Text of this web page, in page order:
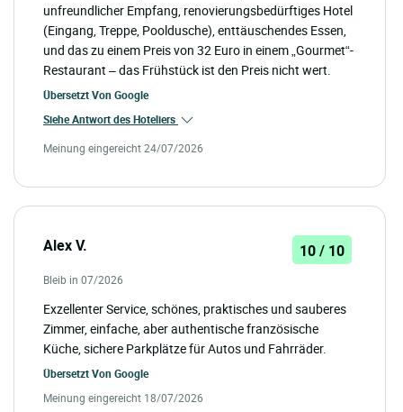
unfreundlicher Empfang, renovierungsbedürftiges Hotel
(Eingang, Treppe, Pooldusche), enttäuschendes Essen,
und das zu einem Preis von 32 Euro in einem „Gourmet“-
Restaurant – das Frühstück ist den Preis nicht wert.
Übersetzt Von Google
Siehe Antwort des Hoteliers
Meinung eingereicht 24/07/2026
Alex V. 10 / 10
Bleib in 07/2026
Exzellenter Service, schönes, praktisches und sauberes
Zimmer, einfache, aber authentische französische
Küche, sichere Parkplätze für Autos und Fahrräder.
Übersetzt Von Google
Meinung eingereicht 18/07/2026